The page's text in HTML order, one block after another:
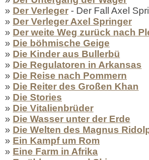
» Der Verleger - Der Fall Axel
» Der Verleger Axel Springer
» Der weite Weg zurück nach
» Die böhmische Geige
» Die Kinder aus Bullerbü
» Die Regulatoren in Arkansas
» Die Reise nach Pommern
» Die Reiter des Großen Khan
» Die Stories
» Die Vitalienbrüder
» Die Wasser unter der Erde
» Die Welten des Magnus
» Ein Kampf um Rom
» Eine Farm in Afrika